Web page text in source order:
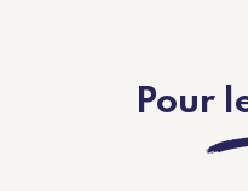
Pour